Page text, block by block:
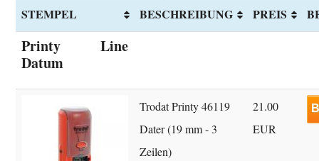
STEMPEL BESCHREIBUNG PREIS
Printy Line
Datum
Trodat Printy 46119
Dater (19 mm - 3
Zeilen)
21.00
EUR